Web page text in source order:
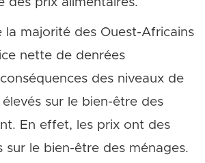
la majorité des Ouest-Africains
nette de denrées
des niveaux de
sur le bien-être des
En effet, les prix ont des
sur le bien-être des ménages.